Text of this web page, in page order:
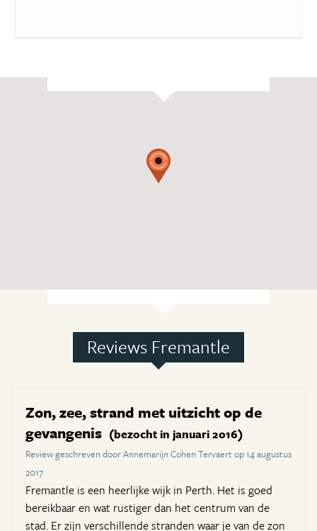
Reviews Fremantle
Zon, zee, strand met uitzicht op de
gevangenis (bezocht in januari 2016)
Review geschreven door Annemarijn Cohen Tervaert op 14 augustus
2017
Fremantle is een heerlijke wijk in Perth. Het is goed
bereikbaar en wat rustiger dan het centrum van de
stad. Er zijn verschillende stranden waar je van de zon